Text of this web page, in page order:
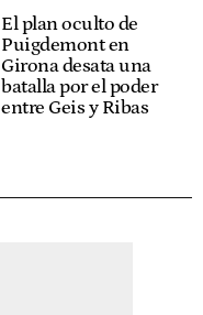
El plan oculto de
Puigdemont en
Girona desata una
batalla por el poder
entre Geis y Ribas